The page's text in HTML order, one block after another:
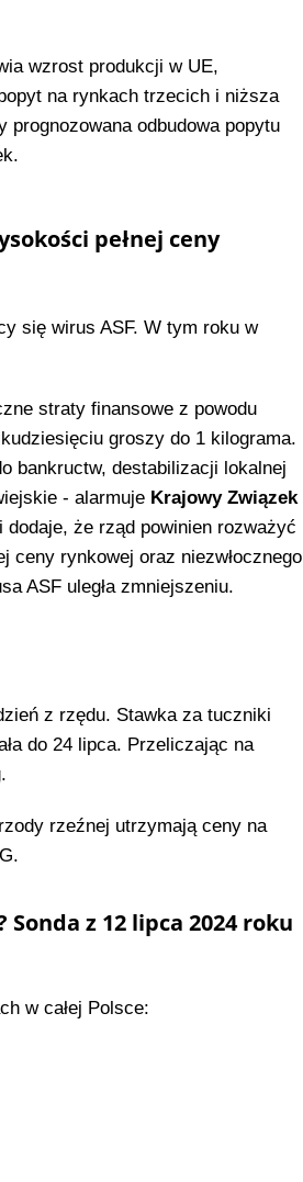
wzrost produkcji w UE,
na rynkach trzecich i niższa
odbudowa popytu
pełnej ceny
się wirus ASF. W tym roku w
straty finansowe z powodu
groszy do 1 kilograma.
bankructw, destabilizacji lokalnej
- alarmuje Krajowy Związek
i dodaje, że rząd powinien rozważyć
ceny rynkowej oraz niezwłocznego
ASF uległa zmniejszeniu.
z rzędu. Stawka za tuczniki
do 24 lipca. Przeliczając na
rzeźnej utrzymają ceny na
z 12 lipca 2024 roku
w całej Polsce: